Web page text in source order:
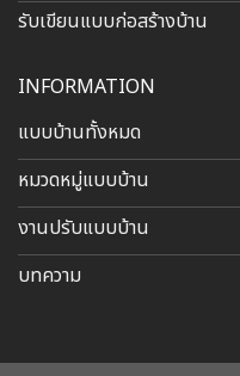
รับเขียนแบบก่อสร้างบ้าน
INFORMATION
แบบบ้านทั้งหมด
หมวดหมู่แบบบ้าน
งานปรับแบบบ้าน
บทความ